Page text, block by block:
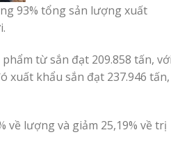
93% tổng sản lượng xuất
từ sắn đạt 209.858 tấn, với
xuất khẩu sắn đạt 237.946 tấn,
về lượng và giảm 25,19% về trị